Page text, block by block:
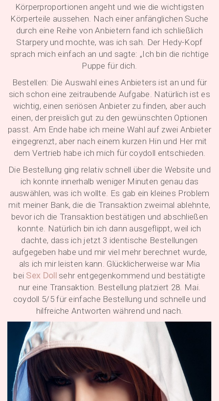
Körperproportionen angeht und wie die wichtigsten
Körperteile aussehen. Nach einer anfänglichen Suche
durch eine Reihe von Anbietern fand ich schließlich
Starpery und mochte, was ich sah. Der Hedy-Kopf
sprach mich einfach an und sagte: „Ich bin die richtige
Puppe für dich.
Bestellen: Die Auswahl eines Anbieters ist an und für
sich schon eine zeitraubende Aufgabe. Natürlich ist es
wichtig, einen seriösen Anbieter zu finden, aber auch
einen, der preislich gut zu den gewünschten Optionen
passt. Am Ende habe ich meine Wahl auf zwei Anbieter
eingegrenzt, aber nach einem kurzen Hin und Her mit
dem Vertrieb habe ich mich für coydoll entschieden.
Die Bestellung ging relativ schnell über die Website und
ich konnte innerhalb weniger Minuten genau das
auswählen, was ich wollte. Es gab ein kleines Problem
mit meiner Bank, die die Transaktion zweimal ablehnte,
bevor ich die Transaktion bestätigen und abschließen
konnte. Natürlich bin ich dann ausgeflippt, weil ich
dachte, dass ich jetzt 3 identische Bestellungen
aufgegeben habe und mir viel mehr berechnet wurde,
als ich mir leisten kann. Glücklicherweise war Mia
bei Sex Doll sehr entgegenkommend und bestätigte
nur eine Transaktion. Bestellung platziert 28. Mai.
coydoll 5/5 für einfache Bestellung und schnelle und
hilfreiche Antworten während und nach.